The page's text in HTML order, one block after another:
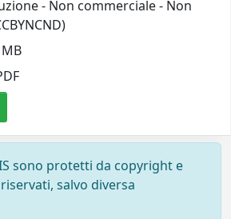
- Non commerciale - Non
sono protetti da copyright e
salvo diversa